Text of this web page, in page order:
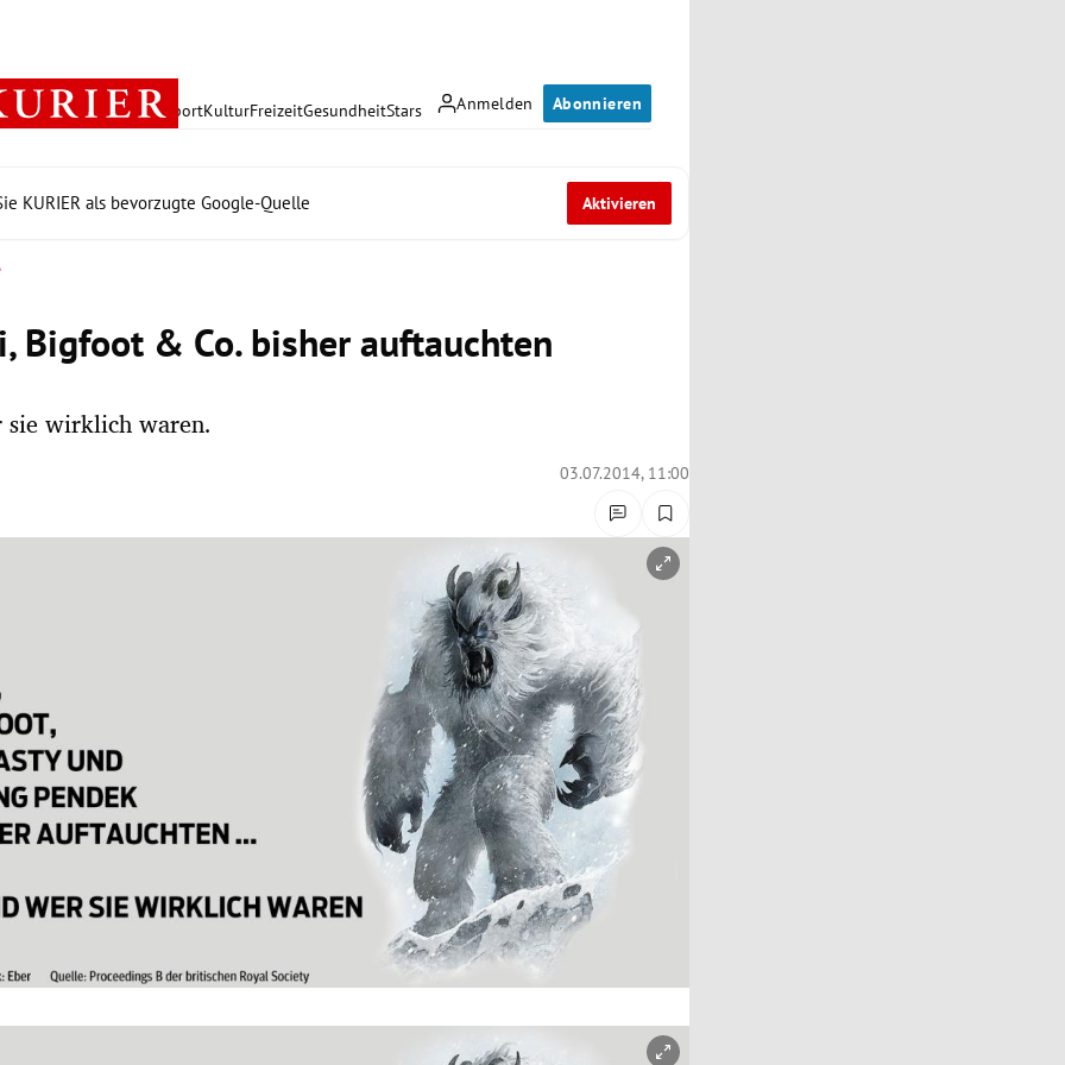
Anmelden Abonnieren
PolitikWirtschaft SportKulturFreizeitGesundheitStars
KURIER als bevorzugte Google-Quelle Aktivieren
Bigfoot & Co. bisher auftauchten
sie wirklich waren.
03.07.2014, 11:00
öffnen/schließen